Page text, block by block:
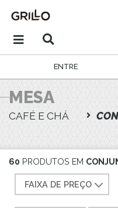
ENTRE
MESA
CAFÉ E CHÁ
60 PRODUTOS EM
FAIXA DE PREÇO